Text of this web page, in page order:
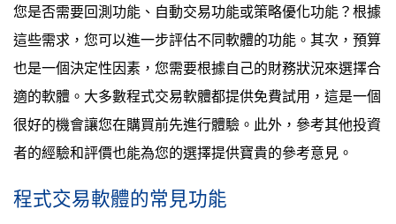
您是否需要回測功能、自動交易功能或策略優化功能？根據
這些需求，您可以進一步評估不同軟體的功能。其次，預算
也是一個決定性因素，您需要根據自己的財務狀況來選擇合
適的軟體。大多數程式交易軟體都提供免費試用，這是一個
很好的機會讓您在購買前先進行體驗。此外，參考其他投資
者的經驗和評價也能為您的選擇提供寶貴的參考意見。
程式交易軟體的常見功能